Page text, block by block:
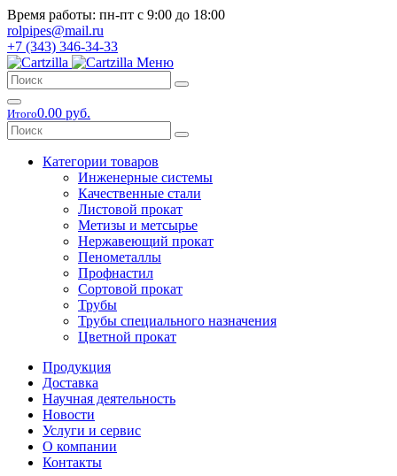
Время работы: пн-пт с 9:00 до 18:00
rolpipes@mail.ru
+7 (343) 346-34-33
Меню
Итого0.00 руб.
Категории товаров
Инженерные системы
Качественные стали
Листовой прокат
Метизы и метсырье
Нержавеющий прокат
Пенометаллы
Профнастил
Сортовой прокат
Трубы
Трубы специального назначения
Цветной прокат
Продукция
Доставка
Научная деятельность
Новости
Услуги и сервис
О компании
Контакты